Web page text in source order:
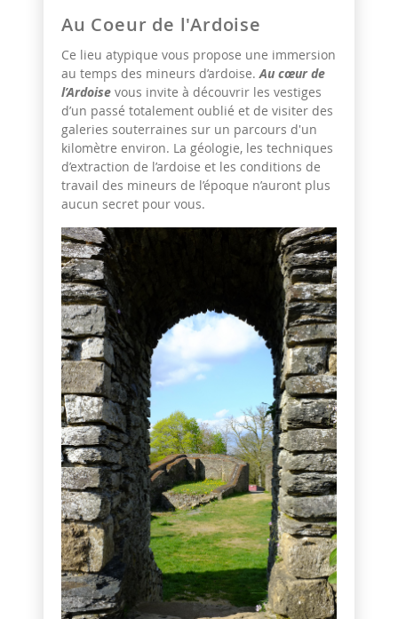
Au Coeur de l'Ardoise
Ce lieu atypique vous propose une immersion
au temps des mineurs d’ardoise.Au cœur de
l’Ardoise vous invite à découvrir les vestiges
d’un passé totalement oublié et de visiter des
galeries souterraines sur un parcours d'un
kilomètre environ. La géologie, les techniques
d’extraction de l’ardoise et les conditions de
travail des mineurs de l’époque n’auront plus
aucun secret pour vous.